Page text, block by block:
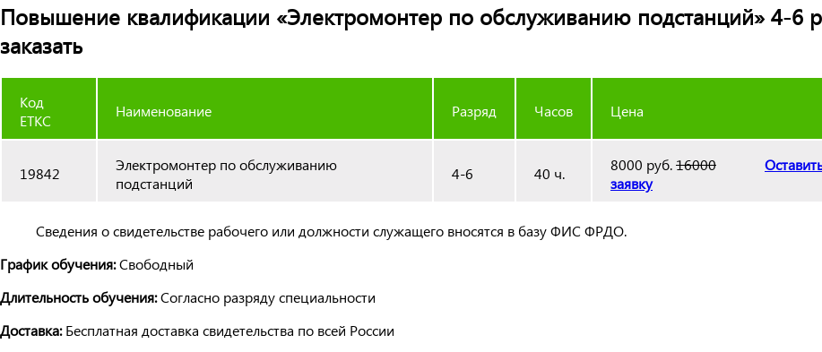
Повышение квалификации «Электромонтер по обслуживанию подстанций» 4-6
заказать
Код
ЕТКС
Наименование Разряд Часов Цена
19842
Электромонтер по обслуживанию
подстанций
4-6 40 ч. 8000 руб.16000
заявку
Сведения о свидетельстве рабочего или должности служащего вносятся в базу ФИС ФРДО.
График обучения:Свободный
Длительность обучения:Согласно разряду специальности
Доставка:Бесплатная доставка свидетельства по всей России